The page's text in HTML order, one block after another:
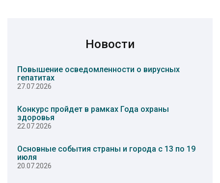
Новости
Повышение осведомленности о вирусных
гепатитах
27.07.2026
Конкурс пройдет в рамках Года охраны
здоровья
22.07.2026
Основные события страны и города с 13 по 19
июля
20.07.2026